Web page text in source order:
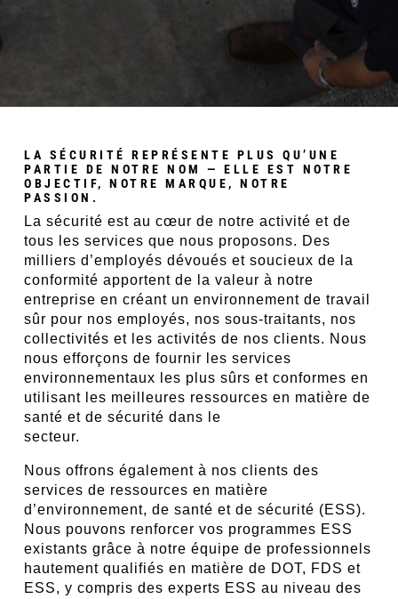
LA SÉCURITÉ REPRÉSENTE PLUS QU’UNE
PARTIE DE NOTRE NOM — ELLE EST NOTRE
OBJECTIF, NOTRE MARQUE, NOTRE
PASSION.
La sécurité est au cœur de notre activité et de
tous les services que nous proposons. Des
milliers d’employés dévoués et soucieux de la
conformité apportent de la valeur à notre
entreprise en créant un environnement de travail
sûr pour nos employés, nos sous-traitants, nos
collectivités et les activités de nos clients. Nous
nous efforçons de fournir les services
environnementaux les plus sûrs et conformes en
utilisant les meilleures ressources en matière de
santé et de sécurité dans le
secteur.
Nous offrons également à nos clients des
services de ressources en matière
d’environnement, de santé et de sécurité (ESS).
Nous pouvons renforcer vos programmes ESS
existants grâce à notre équipe de professionnels
hautement qualifiés en matière de DOT, FDS et
ESS, y compris des experts ESS au niveau des